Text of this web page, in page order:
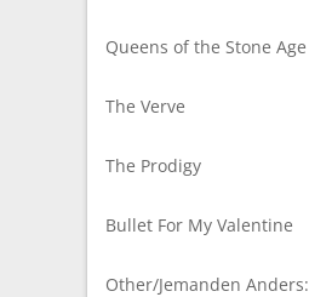
Queens of the Stone Age
The Verve
The Prodigy
Bullet For My Valentine
Other/Jemanden Anders: